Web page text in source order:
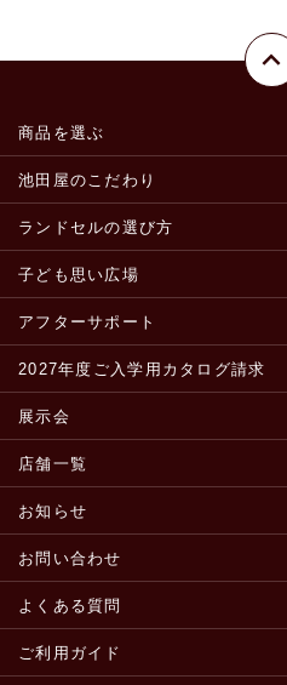
商品を選ぶ
池田屋のこだわり
ランドセルの選び方
子ども思い広場
アフターサポート
2027年度ご入学用カタログ請求
展示会
店舗一覧
お知らせ
お問い合わせ
よくある質問
ご利用ガイド